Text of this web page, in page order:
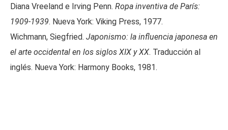
Diana Vreeland e Irving Penn. Ropa inventiva de París:
1909-1939. Nueva York: Viking Press, 1977.
Wichmann, Siegfried. Japonismo: la influencia japonesa en
el arte occidental en los siglos XIX y XX. Traducción al
inglés. Nueva York: Harmony Books, 1981.